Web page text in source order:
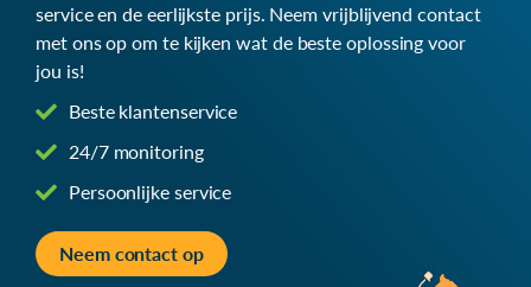
service en de eerlijkste prijs. Neem vrijblijvend contact
met ons op om te kijken wat de beste oplossing voor
jou is!
Beste klantenservice
24/7 monitoring
Persoonlijke service
Neem contact op